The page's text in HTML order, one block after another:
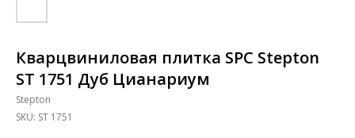
Кварцвиниловая плитка SPC Stepton
ST 1751 Дуб Цианариум
Stepton
SKU: ST 1751